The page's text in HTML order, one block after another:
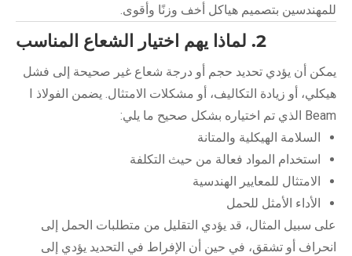
للمهندسين بتصميم هياكل أخف وزنًا وأقوى.
2. لماذا يهم اختيار الشعاع المناسب
يمكن أن يؤدي تحديد حجم أو درجة شعاع غير صحيحة إلى فشل
هيكلي، أو زيادة التكاليف، أو مشكلات الامتثال. يضمن الفولاذ I
Beam الذي تم اختياره بشكل صحيح ما يلي:
السلامة الهيكلية والمتانة
استخدام المواد فعالة من حيث التكلفة
الامتثال للمعايير الهندسية
الأداء الأمثل للحمل
على سبيل المثال، قد يؤدي التقليل من متطلبات الحمل إلى
انحراف أو تشقق، في حين أن الإفراط في التحديد يؤدي إلى